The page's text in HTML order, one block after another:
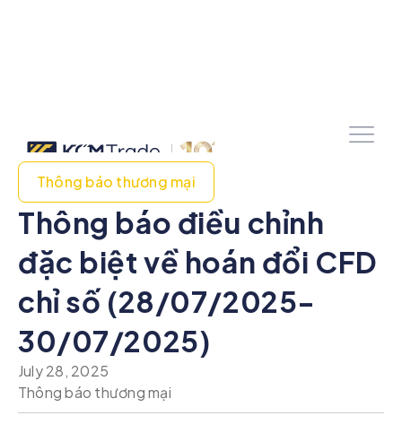
Thông báo thương mại
Thông báo điều chỉnh
đặc biệt về hoán đổi CFD
chỉ số (28/07/2025-
30/07/2025)
July 28, 2025
Thông báo thương mại